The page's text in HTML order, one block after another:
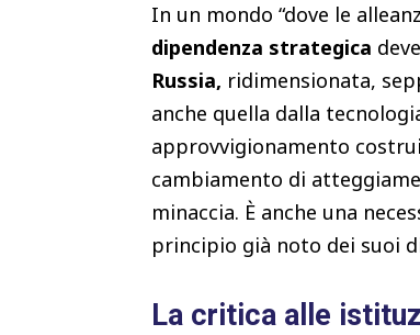
In un mondo “dove le
dipendenza strategica
Russia, ridimensionata,
anche quella dalla
approvvigionamento
cambiamento di
minaccia. È anche una
principio già noto dei suoi
La critica alle